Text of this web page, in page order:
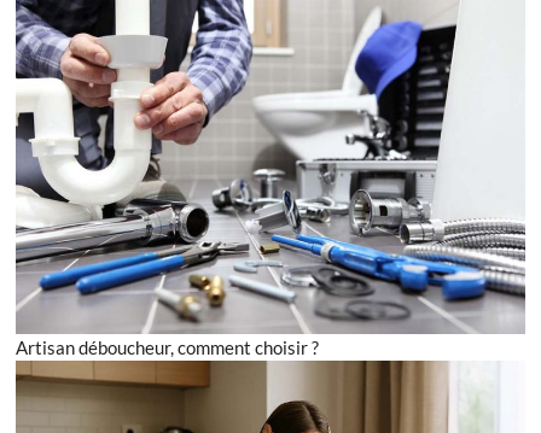
Artisan déboucheur, comment choisir ?